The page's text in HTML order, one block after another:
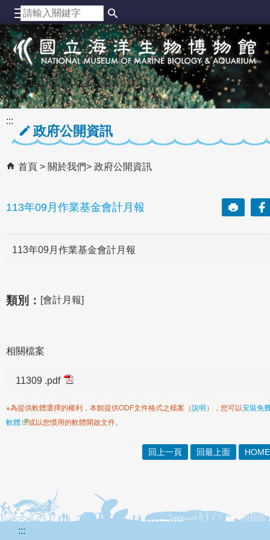
跳到主要內容區塊
:::
政府公開資訊
首頁 關於我們 政府公開資訊
113年09月作業基金會計月報
113年09月作業基金會計月報
類別： [會計月報]
相關檔案
11309 .pdf
※為提供軟體選擇的權利，本館提供ODF文件格式之檔案（說明 ），您可以安裝免
軟體
或以您慣用的軟體開啟文件。
回上一頁 回最上面 HOME
:::